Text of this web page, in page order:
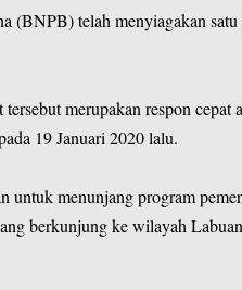
(BNPB) telah menyiagakan
merupakan respon cepat
19 Januari 2020 lalu.
untuk menunjang program
berkunjung ke wilayah